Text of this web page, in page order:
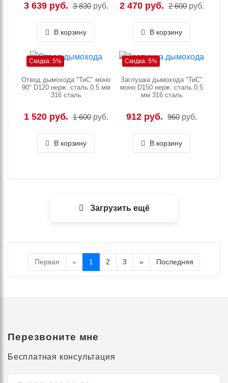
3 639 руб. 3 830 руб.
В корзину
2 470 руб. 2 600 руб.
В корзину
Скидка: 5%
Отвод дымохода "ТиС" моно
90° D120 нерж. сталь 0.5 мм
316 сталь
1 520 руб. 1 600 руб.
В корзину
Скидка: 5%
Заглушка дымохода "ТиС"
моно D150 нерж. сталь 0.5
мм 316 сталь
912 руб. 960 руб.
В корзину
Загрузить ещё
Первая « 1 2 3 » Последняя
Перезвоните мне
Бесплатная консультация